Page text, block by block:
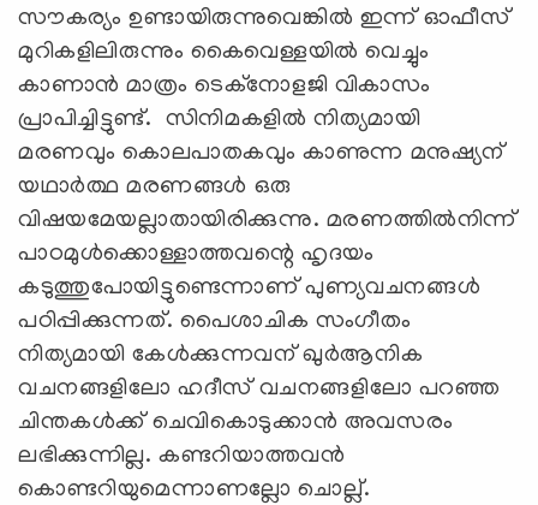
സൗകര്യം ഉണ്ടായിരുന്നുവെങ്കില്‍ ഇന്ന് ഓഫീസ്
മുറികളിലിരുന്നും കൈവെള്ളയില്‍ വെച്ചും
കാണാന്‍ മാത്രം ടെക്‌നോളജി വികാസം
പ്രാപിച്ചിട്ടുണ്ട്. സിനിമകളില്‍ നിത്യമായി
മരണവും കൊലപാതകവും കാണുന്ന മനുഷ്യന്
യഥാര്‍ത്ഥ മരണങ്ങള്‍ ഒരു
വിഷയമേയല്ലാതായിരിക്കുന്നു. മരണത്തില്‍നിന്ന്
പാഠമുള്‍ക്കൊള്ളാത്തവന്റെ ഹൃദയം
കടുത്തുപോയിട്ടുണ്ടെന്നാണ് പുണ്യവചനങ്ങള്‍
പഠിപ്പിക്കുന്നത്. പൈശാചിക സംഗീതം
നിത്യമായി കേള്‍ക്കുന്നവന് ഖുര്‍ആനിക
വചനങ്ങളിലോ ഹദീസ് വചനങ്ങളിലോ പറഞ്ഞ
ചിന്തകള്‍ക്ക് ചെവികൊടുക്കാന്‍ അവസരം
ലഭിക്കുന്നില്ല. കണ്ടറിയാത്തവന്‍
കൊണ്ടറിയുമെന്നാണല്ലോ ചൊല്ല്.